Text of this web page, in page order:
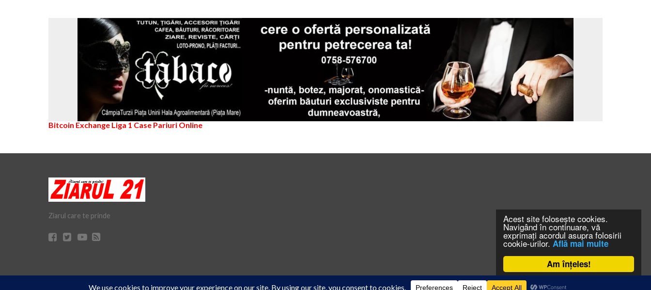
Am înțeles!
Acest site folosește cookies.
Navigând în continuare, vă
exprimați acordul asupra folosirii
cookie-urilor. Află mai multe
Cookie Consent plugin for the EU cookie law
Bitcoin Exchange Liga 1 Case Pariuri Online
Ziarul care te prinde
CONTACT CLAUS WEB DESIGN & HOSTING
© Ziarul 21 Turda | Materialele de pe acest site pot fi preluate doar cu acordul scris al reprezentanţilor